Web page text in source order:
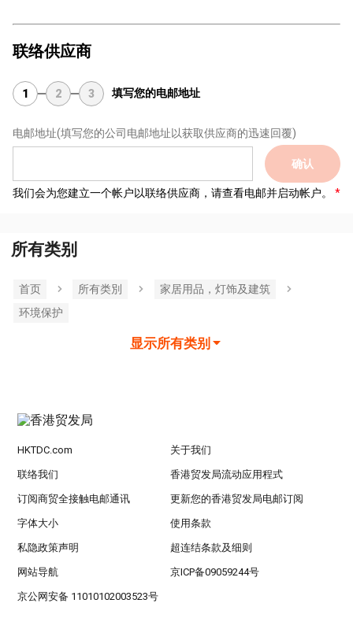
联络供应商
1 2 3 填写您的电邮地址
电邮地址(填写您的公司电邮地址以获取供应商的迅速回覆)
确认
我们会为您建立一个帐户以联络供应商，请查看电邮并启动帐户。
所有类别
首页 所有类別
家居用品，灯饰及建筑
环境保护
显示所有类别
HKTDC.com 关于我们
联络我们 香港贸发局流动应用程式
订阅商贸全接触电邮通讯 更新您的香港贸发局电邮订阅
字体大小 使用条款
私隐政策声明 超连结条款及细则
网站导航 京ICP备09059244号
京公网安备 11010102003523号